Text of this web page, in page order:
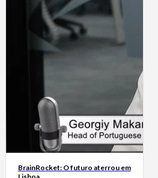
BrainRocket: O futuro aterrou em